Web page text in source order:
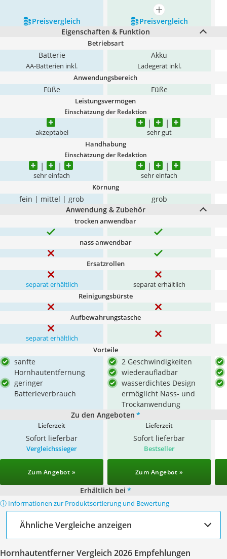
mehr anzeigen
Preis­vergleich
Preis­vergleich
Eigenschaften & Funktion
Betriebsart
Batterie
AA-Batterien inkl.
Akku
Ladegerät inkl.
Anwendungsbereich
Füße Füße
Leistungsvermögen
Einschätzung der Redaktion
akzeptabel sehr gut
Handhabung
Einschätzung der Redaktion
sehr einfach sehr einfach
Körnung
fein | mittel | grob
grob
Anwendung & Zubehör
trocken anwendbar
nass anwendbar
Ersatzrollen
separat erhältlich separat erhältlich
Reinigungsbürste
Aufbewahrungstasche
separat erhältlich
Vorteile
sanfte
Hornhautentfernung
geringer
Batterieverbrauch
2 Geschwindigkeiten
wiederaufladbar
wasserdichtes Design
ermöglicht Nass- und
Trockanwendung
Zu den Angeboten *
Lieferzeit
Sofort lieferbar
Lieferzeit
Sofort lieferbar
Vergleichssieger
Zum Angebot »
Bestseller
Zum Angebot »
Erhältlich bei *
ⓘ Informationen zur Produktsortierung und Bewertung
Ähnliche Vergleiche anzeigen
Hornhautentferner Vergleich 2026 Empfehlungen